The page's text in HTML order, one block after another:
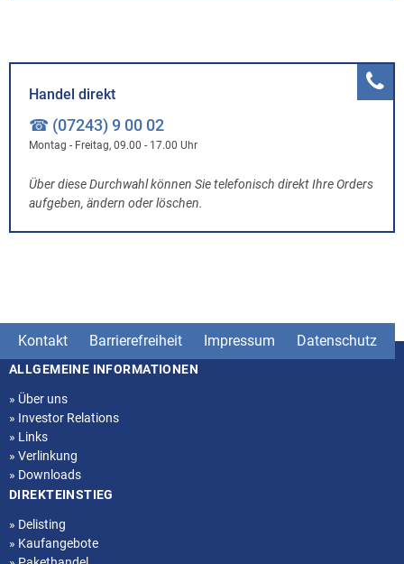
Handel direkt
☎ (07243) 9 00 02
Montag - Freitag, 09.00 - 17.00 Uhr
Über diese Durchwahl können Sie telefonisch direkt Ihre Orders
aufgeben, ändern oder löschen.
Kontakt Barrierefreiheit Impressum Datenschutz
Seitenstruktur
ALLGEMEINE INFORMATIONEN
» Über uns
» Investor Relations
» Links
» Verlinkung
» Downloads
DIREKTEINSTIEG
» Delisting
» Kaufangebote